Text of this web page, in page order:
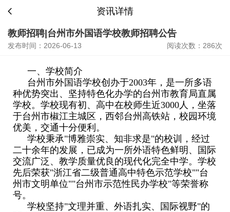
资讯详情
教师招聘|台州市外国语学校教师招聘公告
发布时间：2026-06-13 阅读次数：286次
一、学校简介
台州市外国语学校创办于2003年，是一所多语
种优势突出、坚持特色化办学的台州市教育局直属
学校。学校现有初、高中在校师生近3000人，坐落
于台州市椒江主城区，西邻台州高铁站，校园环境
优美，交通十分便利。
学校秉承"博雅崇实、知非求是"的校训，经过
二十余年的发展，已成为一所外语特色鲜明、国际
交流广泛、教学质量优良的现代化完全中学。学校
先后荣获"浙江省二级普通高中特色示范学校""台
州市文明单位""台州市示范性民办学校"等荣誉称
号。
学校坚持"文理并重、外语扎实、国际视野"的